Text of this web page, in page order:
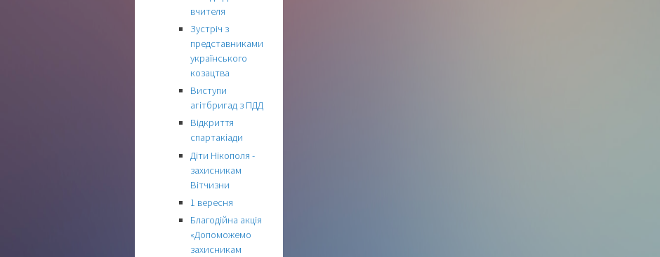
вчителя
Зустріч з
представниками
українського
козацтва
Виступи
агітбригад з ПДД
Відкриття
спартакіади
Діти Нікополя -
захисникам
Вітчизни
1 вересня
Благодійна акція
«Допоможемо
захисникам